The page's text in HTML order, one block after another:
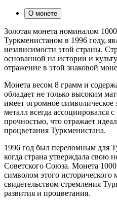
О монете
Золотая монета номиналом
Туркменистаном в 1996 году,
независимости этой страны.
основанной на истории и
отражение в этой знаковой
Монета весом 8 грамм и
обладает не только высоким
имеет огромное
металл всегда ассоциировался
прочностью, что отражает
процветания Туркменистана.
1996 год был переломным для
когда страна утверждала свою
Советского Союза. Монета 1000
символом этого
свидетельством стремления
развития и процветания.